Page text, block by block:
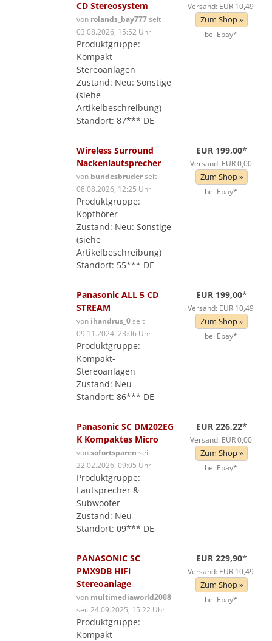
CD Stereosystem
von rolands_bay777seit
03.08.2026, 15:52 Uhr
Produktgruppe:
Kompakt-
Stereoanlagen
Zustand: Neu: Sonstige
(siehe
Artikelbeschreibung)
Standort: 87*** DE
Versand: EUR 10,49
Zum Shop »
bei Ebay*
Wireless Surround
Nackenlautsprecher
von bundesbruderseit
08.08.2026, 12:25 Uhr
Produktgruppe:
Kopfhörer
Zustand: Neu: Sonstige
(siehe
Artikelbeschreibung)
Standort: 55*** DE
EUR 199,00*
Versand: EUR 0,00
Zum Shop »
bei Ebay*
Panasonic ALL 5 CD
STREAM
von ihandrus_0seit
09.11.2024, 23:06 Uhr
Produktgruppe:
Kompakt-
Stereoanlagen
Zustand: Neu
Standort: 86*** DE
EUR 199,00*
Versand: EUR 10,49
Zum Shop »
bei Ebay*
Panasonic SC DM202EG
K Kompaktes Micro
vonsofortsparen seit
22.02.2026, 09:05 Uhr
Produktgruppe:
Lautsprecher &
Subwoofer
Zustand: Neu
Standort: 09*** DE
EUR 226,22*
Versand: EUR 0,00
Zum Shop »
bei Ebay*
PANASONIC SC
PMX9DB HiFi
Stereoanlage
von multimediaworld2008
seit 24.09.2025, 15:22 Uhr
Produktgruppe:
Kompakt-
EUR 229,90*
Versand: EUR 10,49
Zum Shop »
bei Ebay*